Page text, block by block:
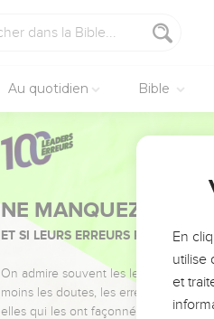
Au quotidien Bible
NE MANQUEZ PAS
ET SI LEURS ERREURS POUVAIENT
On admire souvent les leaders pour
moins les doutes, les erreurs et les
elles qui les ont façonnés.
En
utilise
et